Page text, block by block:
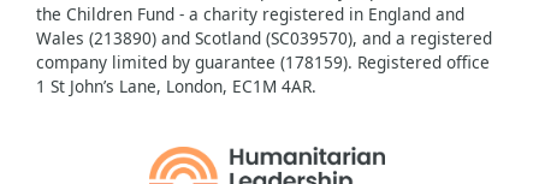
the Children Fund - a charity registered in England and
Wales (213890) and Scotland (SC039570), and a registered
company limited by guarantee (178159). Registered office
1 St John’s Lane, London, EC1M 4AR.